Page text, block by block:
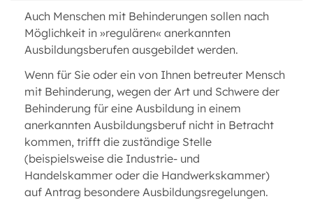
Auch Menschen mit Behinderungen sollen nach
Möglichkeit in »regulären« anerkannten
Ausbildungsberufen ausgebildet werden.
Wenn für Sie oder ein von Ihnen betreuter Mensch
mit Behinderung, wegen der Art und Schwere der
Behinderung für eine Ausbildung in einem
anerkannten Ausbildungsberuf nicht in Betracht
kommen, trifft die zuständige Stelle
(beispielsweise die Industrie- und
Handelskammer oder die Handwerkskammer)
auf Antrag besondere Ausbildungsregelungen.